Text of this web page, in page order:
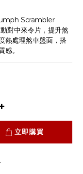
Scrambler
對中來令片，提升煞
熱處理煞車盤面，搭
。
立即購買